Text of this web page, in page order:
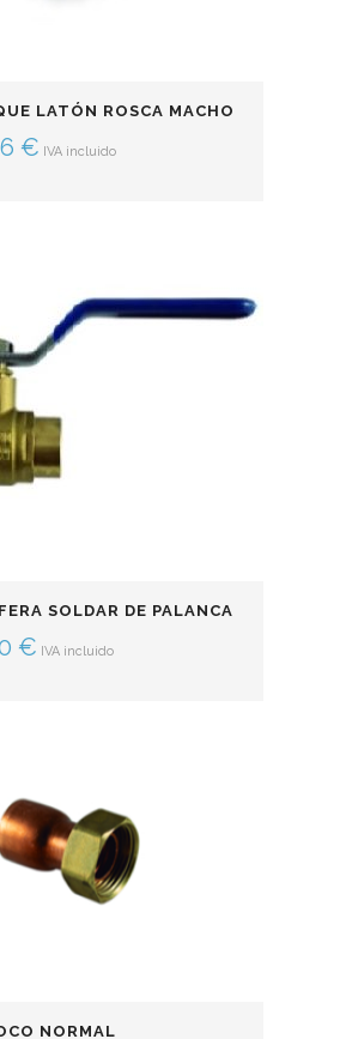
LATÓN ROSCA MACHO
€ IVA incluido
SOLDAR DE PALANCA
€ IVA incluido
NORMAL